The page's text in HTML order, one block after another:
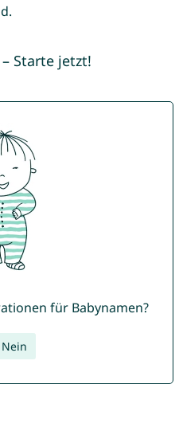
Starte jetzt!
für Babynamen?
Nein